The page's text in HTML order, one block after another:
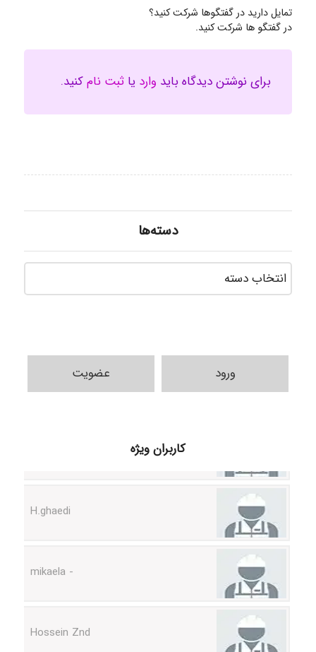
تمایل دارید در گفتگوها شرکت کنید؟
در گفتگو ها شرکت کنید.
برای نوشتن دیدگاه باید وارد یا ثبت نامکنید.
دسته‌ها
ورود عضویت
کاربران ویژه